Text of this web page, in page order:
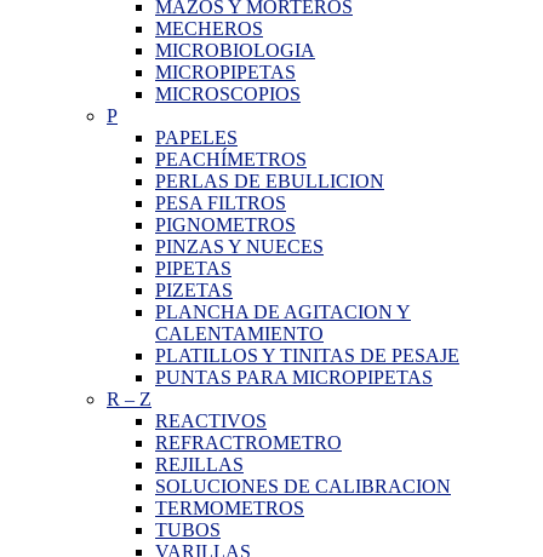
MAZOS Y MORTEROS
MECHEROS
MICROBIOLOGIA
MICROPIPETAS
MICROSCOPIOS
P
PAPELES
PEACHÍMETROS
PERLAS DE EBULLICION
PESA FILTROS
PIGNOMETROS
PINZAS Y NUECES
PIPETAS
PIZETAS
PLANCHA DE AGITACION Y
CALENTAMIENTO
PLATILLOS Y TINITAS DE PESAJE
PUNTAS PARA MICROPIPETAS
R – Z
REACTIVOS
REFRACTROMETRO
REJILLAS
SOLUCIONES DE CALIBRACION
TERMOMETROS
TUBOS
VARILLAS